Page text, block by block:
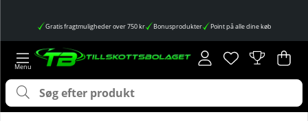
Gratis fragtmuligheder over 750 kr Bonusprodukter Point på alle dine køb
Ønskeliste
Antal på
. .